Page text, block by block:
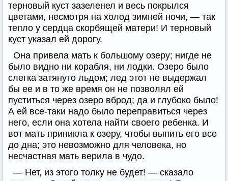
терновый куст зазеленел и весь покрылся
цветами, несмотря на холод зимней ночи, — так
тепло у сердца скорбящей матери! И терновый
куст указал ей дорогу.
Она привела мать к большому озеру; нигде не
было видно ни корабля, ни лодки. Озеро было
слегка затянуто льдом; лед этот не выдержал
бы ее и в то же время он не позволял ей
пуститься через озеро вброд; да и глубоко было!
А ей все-таки надо было переправиться через
него, если она хотела найти своего ребенка. И
вот мать приникла к озеру, чтобы выпить его все
до дна; это невозможно для человека, но
несчастная мать верила в чудо.
— Нет, из этого толку не будет! — сказало